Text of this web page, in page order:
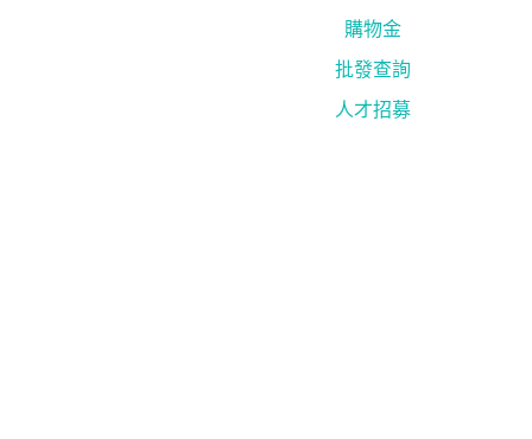
購物金
批發查詢
人才招募